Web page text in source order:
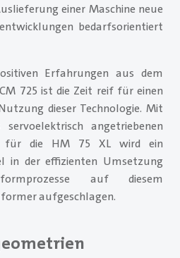
einer Maschine neue
bedarfsorientiert
Erfahrungen aus dem
725 ist die Zeit reif für einen
dieser Technologie. Mit
angetriebenen
für die HM 75 XL wird ein
in der effizienten Umsetzung
auf diesem
aufgeschlagen.